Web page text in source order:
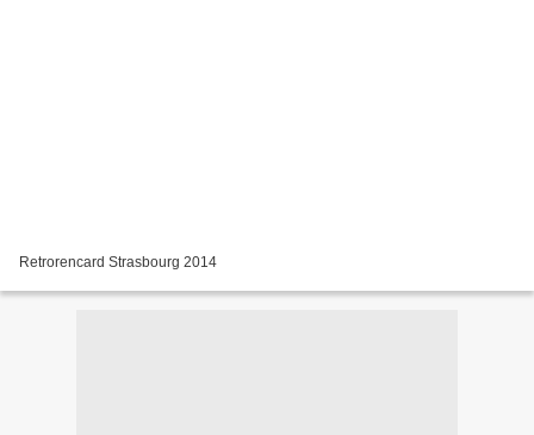
Retrorencard Strasbourg 2014